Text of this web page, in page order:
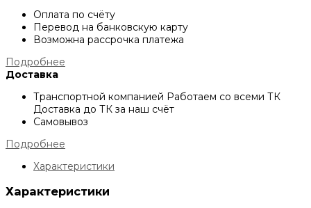
Оплата по счёту
Перевод на банковскую карту
Возможна рассрочка платежа
Подробнее
Доставка
Транспортной компанией Работаем со всеми ТК
Доставка до ТК за наш счёт
Самовывоз
Подробнее
Характеристики
Характеристики